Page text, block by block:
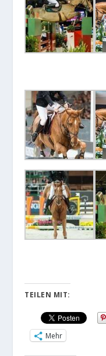
TEILEN MIT:
Mehr